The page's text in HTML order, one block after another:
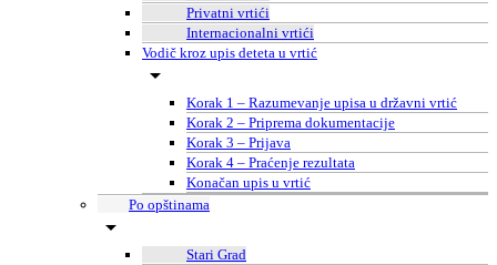
Privatni vrtići
Internacionalni vrtići
Vodič kroz upis deteta u vrtić
Korak 1 – Razumevanje upisa u državni vrtić
Korak 2 – Priprema dokumentacije
Korak 3 – Prijava
Korak 4 – Praćenje rezultata
Konačan upis u vrtić
Po opštinama
Stari Grad